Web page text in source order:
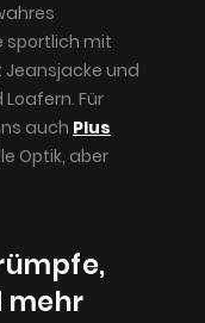
sportlich mit
Jeansjacke und
Für
auch Plus
Optik, aber
mehr